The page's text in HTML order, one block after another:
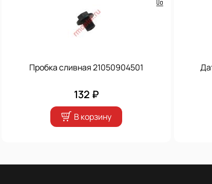
Пробка сливная 21050904501
132 ₽
В корзину